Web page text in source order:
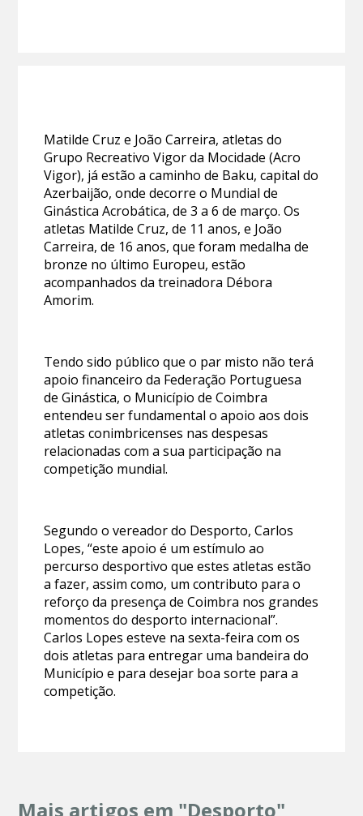
Matilde Cruz e João Carreira, atletas do
Grupo Recreativo Vigor da Mocidade (Acro
Vigor), já estão a caminho de Baku, capital do
Azerbaijão, onde decorre o Mundial de
Ginástica Acrobática, de 3 a 6 de março. Os
atletas Matilde Cruz, de 11 anos, e João
Carreira, de 16 anos, que foram medalha de
bronze no último Europeu, estão
acompanhados da treinadora Débora
Amorim.
Tendo sido público que o par misto não terá
apoio financeiro da Federação Portuguesa
de Ginástica, o Município de Coimbra
entendeu ser fundamental o apoio aos dois
atletas conimbricenses nas despesas
relacionadas com a sua participação na
competição mundial.
Segundo o vereador do Desporto, Carlos
Lopes, “este apoio é um estímulo ao
percurso desportivo que estes atletas estão
a fazer, assim como, um contributo para o
reforço da presença de Coimbra nos grandes
momentos do desporto internacional”.
Carlos Lopes esteve na sexta-feira com os
dois atletas para entregar uma bandeira do
Município e para desejar boa sorte para a
competição.
Mais artigos em "Desporto"